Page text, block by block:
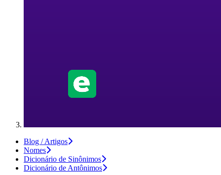
Blog / Artigos
Nomes
Dicionário de Sinônimos
Dicionário de Antônimos